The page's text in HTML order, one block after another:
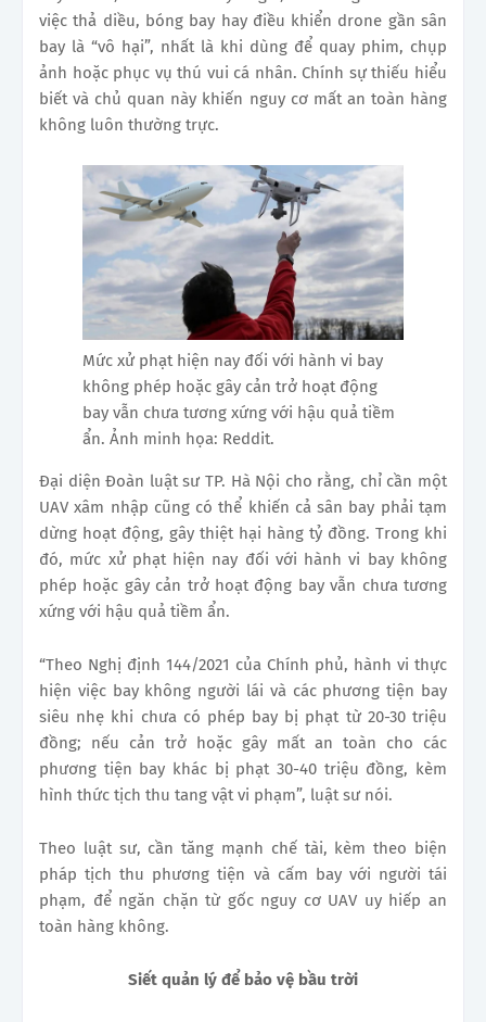
việc thả diều, bóng bay hay điều khiển drone gần sân
bay là “vô hại”, nhất là khi dùng để quay phim, chụp
ảnh hoặc phục vụ thú vui cá nhân. Chính sự thiếu hiểu
biết và chủ quan này khiến nguy cơ mất an toàn hàng
không luôn thường trực.
Mức xử phạt hiện nay đối với hành vi bay
không phép hoặc gây cản trở hoạt động
bay vẫn chưa tương xứng với hậu quả tiềm
ẩn. Ảnh minh họa: Reddit.
Đại diện Đoàn luật sư TP. Hà Nội cho rằng, chỉ cần một
UAV xâm nhập cũng có thể khiến cả sân bay phải tạm
dừng hoạt động, gây thiệt hại hàng tỷ đồng. Trong khi
đó, mức xử phạt hiện nay đối với hành vi bay không
phép hoặc gây cản trở hoạt động bay vẫn chưa tương
xứng với hậu quả tiềm ẩn.
“Theo Nghị định 144/2021 của Chính phủ, hành vi thực
hiện việc bay không người lái và các phương tiện bay
siêu nhẹ khi chưa có phép bay bị phạt từ 20-30 triệu
đồng; nếu cản trở hoặc gây mất an toàn cho các
phương tiện bay khác bị phạt 30-40 triệu đồng, kèm
hình thức tịch thu tang vật vi phạm”, luật sư nói.
Theo luật sư, cần tăng mạnh chế tài, kèm theo biện
pháp tịch thu phương tiện và cấm bay với người tái
phạm, để ngăn chặn từ gốc nguy cơ UAV uy hiếp an
toàn hàng không.
Siết quản lý để bảo vệ bầu trời